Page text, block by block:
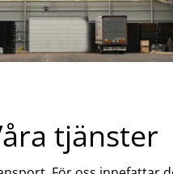
tjänster